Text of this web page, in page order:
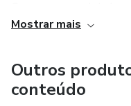
mundialmente por sua
Aqui, você aprende a
Mostrar mais
Outros
conteúdo